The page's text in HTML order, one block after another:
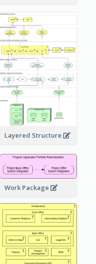
Layered Structure
Work Package